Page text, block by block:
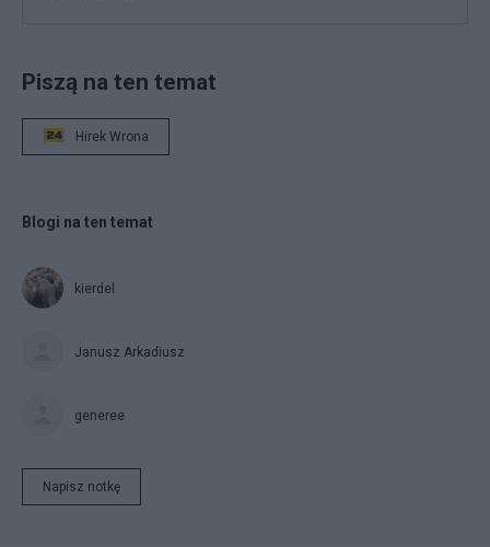
Piszą na ten temat
Hirek Wrona
Blogi na ten temat
kierdel
Janusz Arkadiusz
generee
Napisz notkę